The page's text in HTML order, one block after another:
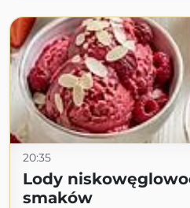
20:35
Lody
smaków